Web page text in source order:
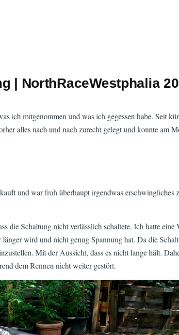
| NorthRaceWestphalia
ich mitgenommen und was ich gegessen habe. Seit
alles nach und nach zurecht gelegt und konnte am
und war froh überhaupt irgendwas
die Schaltung nicht verlässlich schaltete. Ich hatte
wird und nicht genug Spannung hat. Da die
Mit der Aussicht, dass es nicht lange hält.
dem Rennen nicht weiter gestört.